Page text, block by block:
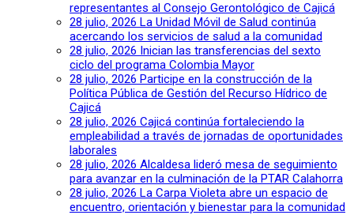
representantes al Consejo Gerontológico de Cajicá
28 julio, 2026 La Unidad Móvil de Salud continúa
acercando los servicios de salud a la comunidad
28 julio, 2026 Inician las transferencias del sexto
ciclo del programa Colombia Mayor
28 julio, 2026 Participe en la construcción de la
Política Pública de Gestión del Recurso Hídrico de
Cajicá
28 julio, 2026 Cajicá continúa fortaleciendo la
empleabilidad a través de jornadas de oportunidades
laborales
28 julio, 2026 Alcaldesa lideró mesa de seguimiento
para avanzar en la culminación de la PTAR Calahorra
28 julio, 2026 La Carpa Violeta abre un espacio de
encuentro, orientación y bienestar para la comunidad